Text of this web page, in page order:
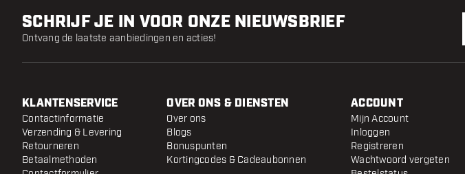
SCHRIJF JE IN VOOR ONZE NIEUWSBRIEF
Ontvang de laatste aanbiedingen en acties!
KLANTENSERVICE
Contactinformatie
Verzending & Levering
Retourneren
Betaalmethoden
OVER ONS & DIENSTEN
Over ons
Blogs
Bonuspunten
Kortingcodes & Cadeaubonnen
ACCOUNT
Mijn Account
Inloggen
Registreren
Wachtwoord vergeten